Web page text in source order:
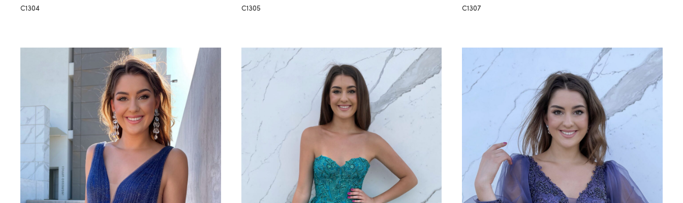
C1304 C1305 C1307